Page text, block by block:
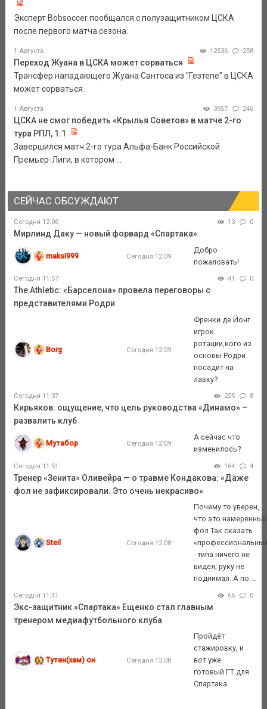
Эксперт Bobsoccer пообщался с полузащитником ЦСКА
после первого матча сезона.
1 Августа 12536 258
Переход Жуана в ЦСКА может сорваться
Трансфер нападающего Жуана Сантоса из "Гезтепе" в ЦСКА
может сорваться.
1 Августа 3957 246
ЦСКА не смог победить «Крылья Советов» в матче 2-го
тура РПЛ, 1:1
Завершился матч 2-го тура Альфа-Банк Российской
Премьер-Лиги, в котором ...
СЕЙЧАС ОБСУЖДАЮТ
Сегодня 12:06 13 0
Мирлинд Даку — новый форвард «Спартака»
maksi999 Сегодня 12:09
Добро
пожаловать!
Сегодня 11:57 41 0
The Athletic: «Барселона» провела переговоры с
представителями Родри
Borg Сегодня 12:09
Френки де Йонг
игрок
ротации,кого из
основы Родри
посадит на
лавку?
Сегодня 11:37 225 8
Кирьяков: ощущение, что цель руководства «Динамо» –
развалить клуб
Мутабор Сегодня 12:09
А сейчас что
изменилось?
Сегодня 11:51 164 4
Тренер «Зенита» Оливейра — о травме Кондакова: «Даже
фол не зафиксировали. Это очень некрасиво»
Steil Сегодня 12:08
Почему то уверен,
что это намеренный
фол Так сказать
- типа ничего не
видел, руку не
поднимал. А по ...
Сегодня 11:41 66 0
Экс-защитник «Спартака» Ещенко стал главным
тренером медиафутбольного клуба
Тутен(хам) он Сегодня 12:08
Пройдёт
стажировку, и
вот уже
готовый ГТ для
Спартака.